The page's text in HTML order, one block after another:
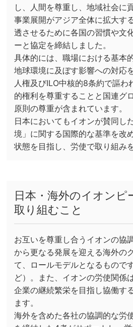
し、人間を尊重し、地域社会に
事業展開がアジア全体に拡大す
透させるために各国の習慣や文
ーと協定を締結しました。
具体的には、職場における基本
地球環境に及ぼす影響への対応
人権及びILO中核的8条約で謳わ
的権利を尊重することと国連グ
原則の尊重が含まれています。
日本においてもイオンが賛同し
境」に関する国際的な基準を改
状態を目指し、労使で取り組み
日本・海外のイオンピ
取り組むこと
お互いを尊重し合うイオンの協
から更なる発展を迎える海外の
て、ロールモデルとなるもので
ど）。また、イオンの労使関係
企業の継続繁栄を目指し協働す
ます。
海外を含めた各社の協調的な労